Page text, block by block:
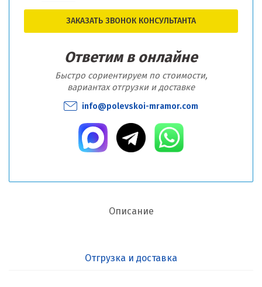
ЗАКАЗАТЬ ЗВОНОК КОНСУЛЬТАНТА
Ответим в онлайне
Быстро сориентируем по стоимости,
вариантах отгрузки и доставке
info@polevskoi-mramor.com
Описание
Отгрузка и доставка